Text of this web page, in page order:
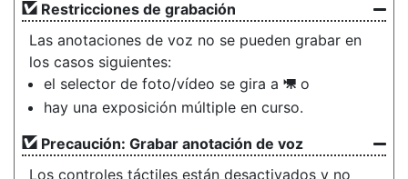
Restricciones de grabación
Las anotaciones de voz no se pueden grabar en
los casos siguientes:
el selector de foto/vídeo se gira a 1 o
hay una exposición múltiple en curso.
Precaución: Grabar anotación de voz
Los controles táctiles están desactivados y no